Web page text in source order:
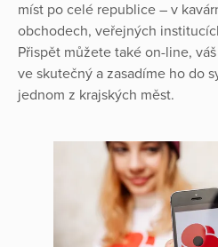
míst po celé republice – v
obchodech, veřejných
Přispět můžete také on-line,
ve skutečný a zasadíme ho do
jednom z krajských měst.